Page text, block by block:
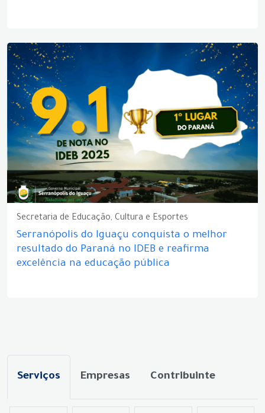
Secretaria de Educação, Cultura e Esportes
Serranópolis do Iguaçu conquista o melhor
resultado do Paraná no IDEB e reafirma
excelência na educação pública
Serviços Empresas Contribuinte